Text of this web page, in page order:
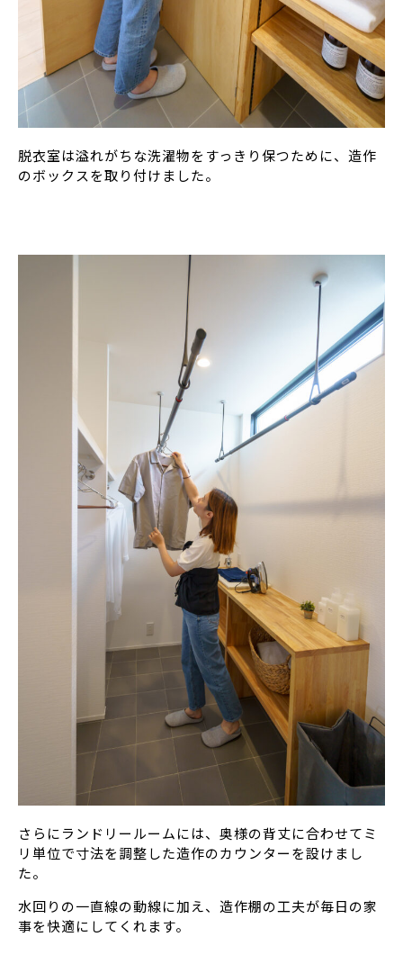
脱衣室は溢れがちな洗濯物をすっきり保つために、造作
のボックスを取り付けました。
さらにランドリールームには、奥様の背丈に合わせてミ
リ単位で寸法を調整した造作のカウンターを設けまし
た。
水回りの一直線の動線に加え、造作棚の工夫が毎日の家
事を快適にしてくれます。